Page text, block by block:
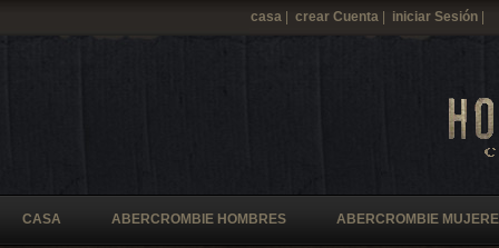
casa crear Cuenta iniciar Sesión
CASA ABERCROMBIE HOMBRES ABERCROMBIE